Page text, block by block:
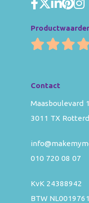
Contact
Maasboulevard
3011 TX
010 720 08 07
KvK 24388942
BTW